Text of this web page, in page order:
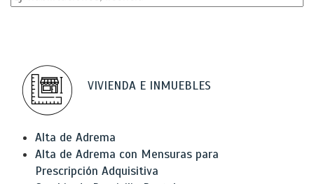
VIVIENDA E INMUEBLES
Alta de Adrema
Alta de Adrema con Mensuras para
Prescripción Adquisitiva